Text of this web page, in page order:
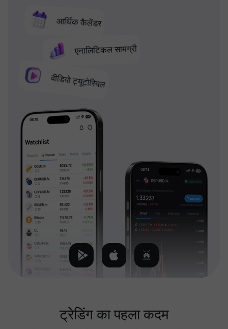
आर्थिक कैलेंडर
एनालिटिकल सामग्री
वीडियो ट्यूटोरियल
ट्रेडिंग का पहला कदम